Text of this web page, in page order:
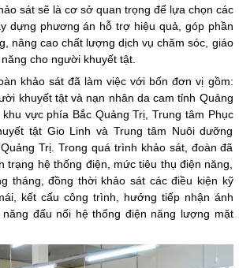
sát sẽ là cơ sở quan trọng để lựa chọn các
dựng phương án hỗ trợ hiệu quả, góp phần
nâng cao chất lượng dịch vụ chăm sóc, giáo
cho người khuyết tật.
khảo sát đã làm việc với bốn đơn vị gồm:
khuyết tật và nạn nhân da cam tỉnh Quảng
vực phía Bắc Quảng Trị, Trung tâm Phục
tật Gio Linh và Trung tâm Nuôi dưỡng
Trị. Trong quá trình khảo sát, đoàn đã
trạng hệ thống điện, mức tiêu thụ điện năng,
tháng, đồng thời khảo sát các điều kiện kỹ
kết cấu công trình, hướng tiếp nhận ánh
đấu nối hệ thống điện năng lượng mặt